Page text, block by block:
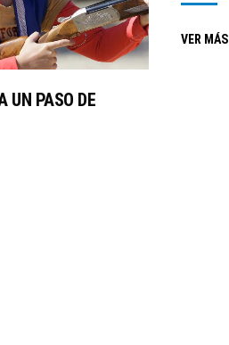
UN PASO DE
VER MÁS